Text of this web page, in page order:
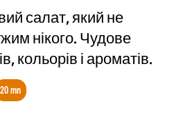
салат, який не
нікого. Чудове
кольорів і ароматів.
20 mn